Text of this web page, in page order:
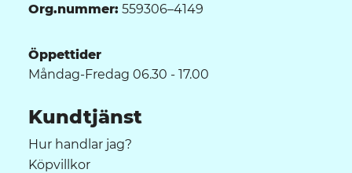
Org.nummer: 559306–4149
Öppettider
Måndag-Fredag 06.30 - 17.00
Kundtjänst
Hur handlar jag?
Köpvillkor